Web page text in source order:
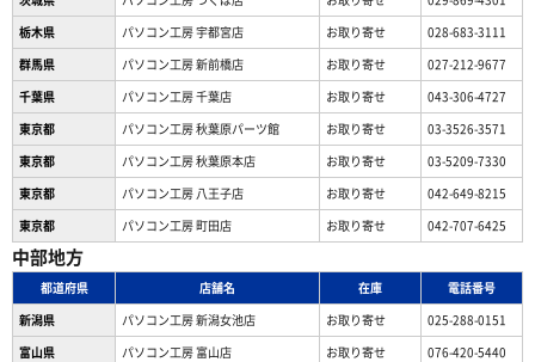
栃木県
パソコン工房 宇都宮店 お取り寄せ
028-683-3111
群馬県
パソコン工房 新前橋店 お取り寄せ
027-212-9677
千葉県
パソコン工房 千葉店 お取り寄せ
043-306-4727
東京都
パソコン工房 秋葉原パーツ館 お取り寄せ
03-3526-3571
東京都
パソコン工房 秋葉原本店 お取り寄せ
03-5209-7330
東京都
パソコン工房 八王子店 お取り寄せ
042-649-8215
東京都
パソコン工房 町田店 お取り寄せ 042-707-6425
中部地方
都道府県 店舗名 在庫
電話番号
新潟県
パソコン工房 新潟女池店 お取り寄せ
025-288-0151
富山県
パソコン工房 富山店 お取り寄せ
076-420-5440